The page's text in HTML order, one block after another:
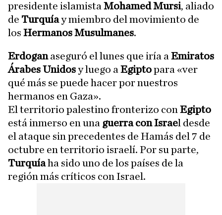
presidente islamista Mohamed Mursi, aliado
de Turquíay miembro del movimiento de
los Hermanos Musulmanes.
Erdoganaseguró el lunes que iría a Emiratos
Árabes Unidosy luego a Egiptopara «ver
qué más se puede hacer por nuestros
hermanos en Gaza».
El territorio palestino fronterizo con Egipto
está inmerso en una guerra con Israel desde
el ataque sin precedentes de Hamás del 7 de
octubre en territorio israelí. Por su parte,
Turquíaha sido uno de los países de la
región más críticos con Israel.